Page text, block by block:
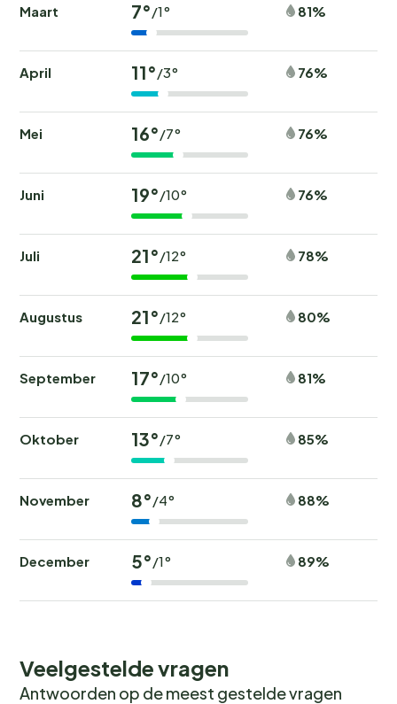
Maart 7°/1° 81%
April 11°/3° 76%
Mei 16°/7° 76%
Juni 19°/10° 76%
Juli 21°/12° 78%
Augustus 21°/12° 80%
September 17°/10° 81%
Oktober 13°/7° 85%
November 8°/4° 88%
December 5°/1° 89%
Veelgestelde vragen
Antwoorden op de meest gestelde vragen